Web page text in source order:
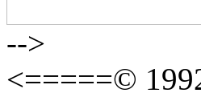
-->
<=====©